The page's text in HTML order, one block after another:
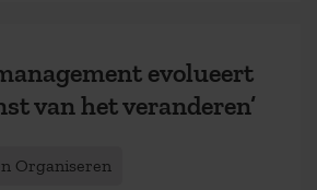
evolueert
van het veranderen’
Organiseren